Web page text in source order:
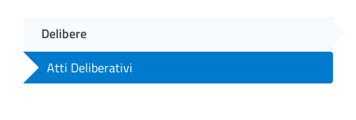
Delibere
Atti Deliberativi